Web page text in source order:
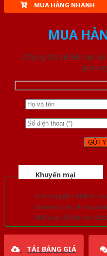
MUA HÀNG NHANH
MUA
Chúng tôi sẽ liên lạc
gian
Khuyến mại
Quà tặng đồ nội thất
Giảm trực tiếp khi mua
Nhiều ưu đãi lớn khi
TẢI BẢNG GIÁ